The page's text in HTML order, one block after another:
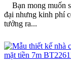
Bạn mong muốn
đại nhưng kinh phí
tưởng ra...